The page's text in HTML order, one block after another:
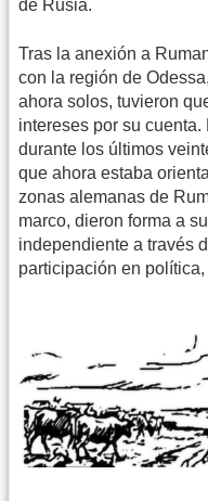
de Rusia.
Tras la anexión a
con la región de
ahora solos, tuvieron
intereses por su
durante los últimos
que ahora estaba
zonas alemanas de
marco, dieron forma a
independiente a través
participación en